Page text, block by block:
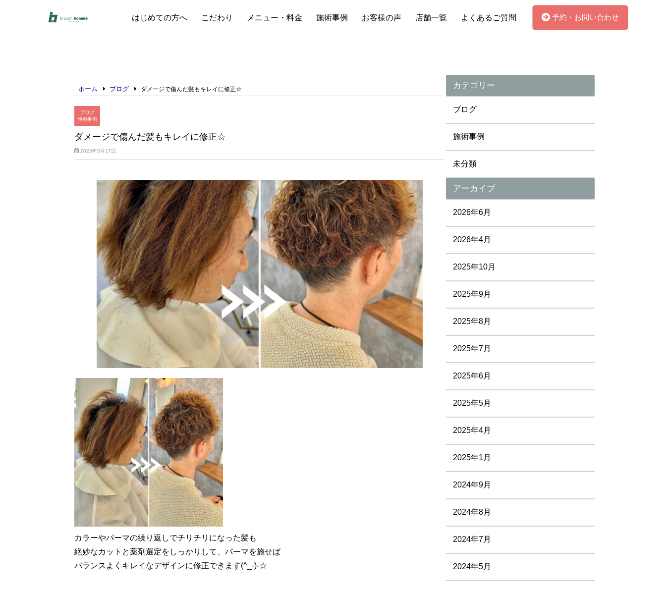
はじめての方へ こだわり メニュー・料金 施術事例 お客様の声 店舗一覧 よくあるご質問 予約・お問い合わせ
ホーム ブログ ダメージで傷んだ髪もキレイに修正☆
ブログ
施術事例
ダメージで傷んだ髪もキレイに修正☆
2023年3月17日
カラーやパーマの繰り返しでチリチリになった髪も
絶妙なカットと薬剤選定をしっかりして、パーマを施せば
バランスよくキレイなデザインに修正できます(^_-)-☆
カテゴリー
ブログ
施術事例
未分類
アーカイブ
2026年6月
2026年4月
2025年10月
2025年9月
2025年8月
2025年7月
2025年6月
2025年5月
2025年4月
2025年1月
2024年9月
2024年8月
2024年7月
2024年5月